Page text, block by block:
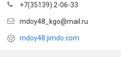
+7(35139) 2-06-33
mdoy48_kgo@mail.ru
mdoy48.jimdo.com